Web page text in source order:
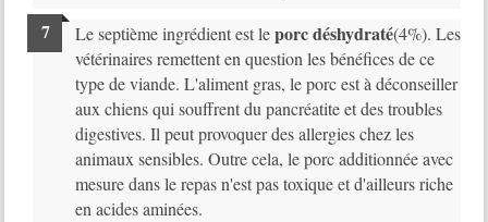
Le septième ingrédient est leporc déshydraté(4%). Les
vétérinaires remettent en question les bénéfices de ce
type de viande. L'aliment gras, le porc est à déconseiller
aux chiens qui souffrent du pancréatite et des troubles
digestives. Il peut provoquer des allergies chez les
animaux sensibles. Outre cela, le porc additionnée avec
mesure dans le repas n'est pas toxique et d'ailleurs riche
en acides aminées.